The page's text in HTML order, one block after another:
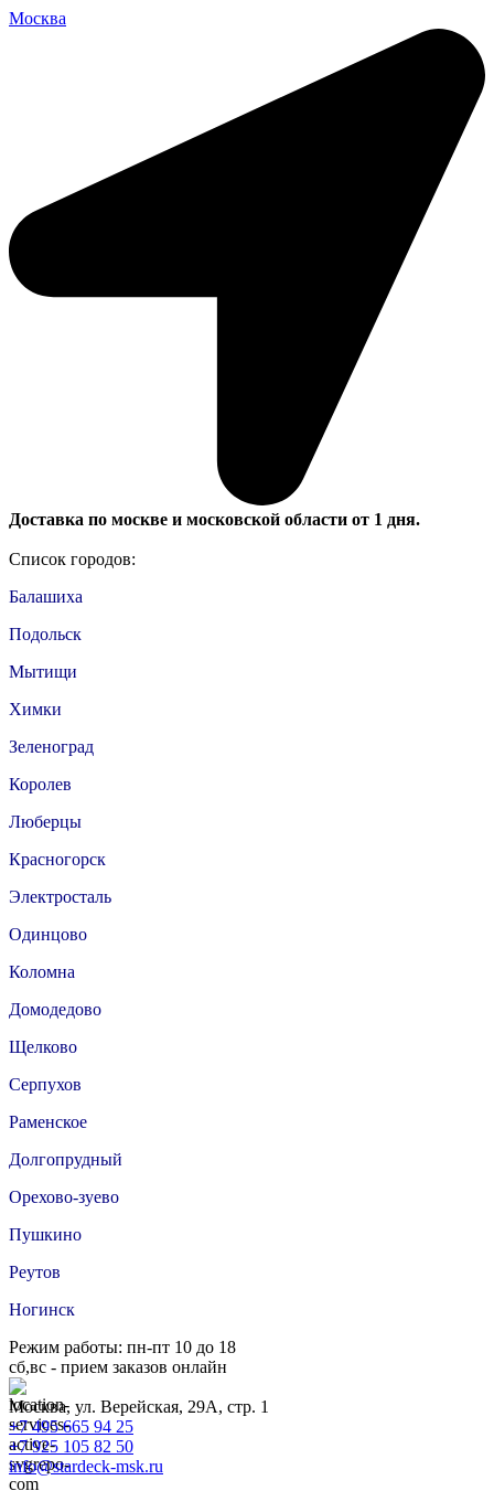
Москва
Доставка по москве и московской области от 1 дня.
Список городов:
Балашиха
Подольск
Мытищи
Химки
Зеленоград
Королев
Люберцы
Красногорск
Электросталь
Одинцово
Коломна
Домодедово
Щелково
Серпухов
Раменское
Долгопрудный
Орехово-зуево
Пушкино
Реутов
Ногинск
Режим работы: пн-пт 10 до 18
сб,вс - прием заказов онлайн
Москва, ул. Верейская, 29А, стр. 1
+7 495 665 94 25
+7 925 105 82 50
info@stardeck-msk.ru